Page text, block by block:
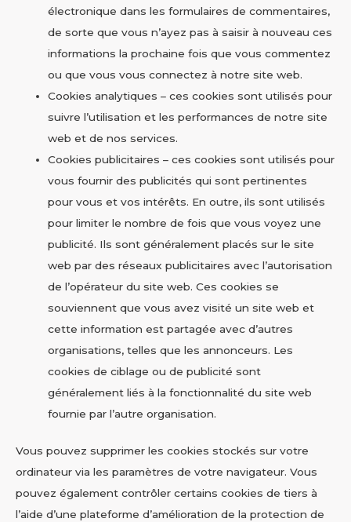
électronique dans les formulaires de commentaires,
de sorte que vous n’ayez pas à saisir à nouveau ces
informations la prochaine fois que vous commentez
ou que vous vous connectez à notre site web.
Cookies analytiques – ces cookies sont utilisés pour
suivre l’utilisation et les performances de notre site
web et de nos services.
Cookies publicitaires – ces cookies sont utilisés pour
vous fournir des publicités qui sont pertinentes
pour vous et vos intérêts. En outre, ils sont utilisés
pour limiter le nombre de fois que vous voyez une
publicité. Ils sont généralement placés sur le site
web par des réseaux publicitaires avec l’autorisation
de l’opérateur du site web. Ces cookies se
souviennent que vous avez visité un site web et
cette information est partagée avec d’autres
organisations, telles que les annonceurs. Les
cookies de ciblage ou de publicité sont
généralement liés à la fonctionnalité du site web
fournie par l’autre organisation.
Vous pouvez supprimer les cookies stockés sur votre
ordinateur via les paramètres de votre navigateur. Vous
pouvez également contrôler certains cookies de tiers à
l’aide d’une plateforme d’amélioration de la protection de